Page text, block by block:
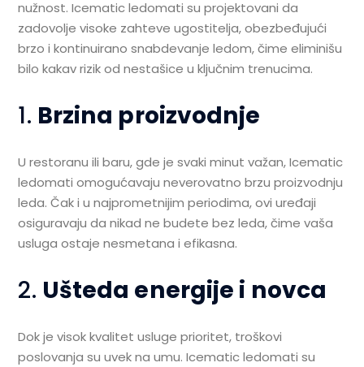
nužnost. Icematic ledomati su projektovani da
zadovolje visoke zahteve ugostitelja, obezbeđujući
brzo i kontinuirano snabdevanje ledom, čime eliminišu
bilo kakav rizik od nestašice u ključnim trenucima.
1. Brzina proizvodnje
U restoranu ili baru, gde je svaki minut važan, Icematic
ledomati omogućavaju neverovatno brzu proizvodnju
leda. Čak i u najprometnijim periodima, ovi uređaji
osiguravaju da nikad ne budete bez leda, čime vaša
usluga ostaje nesmetana i efikasna.
2. Ušteda energije i novca
Dok je visok kvalitet usluge prioritet, troškovi
poslovanja su uvek na umu. Icematic ledomati su